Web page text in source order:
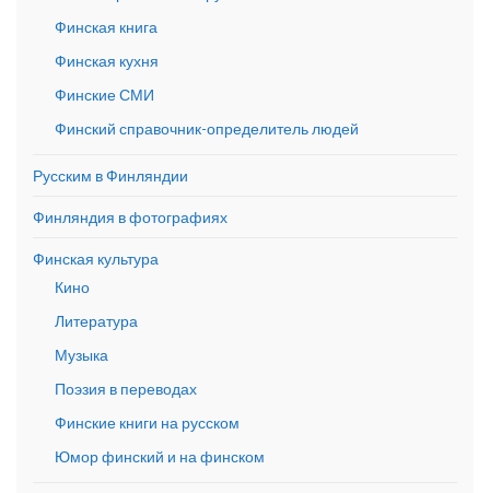
Финская книга
Финская кухня
Финские СМИ
Финский справочник-определитель людей
Русским в Финляндии
Финляндия в фотографиях
Финская культура
Кино
Литература
Музыка
Поэзия в переводах
Финские книги на русском
Юмор финский и на финском